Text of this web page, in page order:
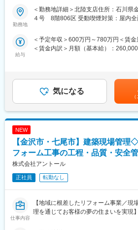
・発注者側の立場で事業全体を俯瞰で
・設計、積算、施工管理経験を幅広く
＼働き方について／
・長期スパンのプロジェクトが多く、
・景気変動の影響を受けにくく、安定
（２）ワークライフバランスを意識し
・公共性の高い仕事でありながら、「
る社風」
・長時間労働を前提としない案件設計
・プライベートとの両立を意識した働
■社風/文化について
技術者一人ひとりの専門性を尊重し、
入社者も多く、施工管理経験者が多数
変更の範囲：会社の定める業務
■日本振興について：
（1）公共インフラ分野を牽引するリー
ンパニーならではの大規模かつ社会的
トに携わることができます。
■職務内容：
公共事業の発注者である官公庁を、技
をお任せ致します。
（1）資料作成・整理
事業に関する各種資料（予算・調査・
等）の作成・取りまとめ支援
（2）積算支援
工事予定価格算出のため、現地調査、
作成、システム入力等を支援
工事図面・施工状況の確認、関係機関
認、変更対応、完了検査立会等の支援
勤務地
＜勤務地詳細＞北陸支店住所：石川県
４号 8階806区 受動喫煙対策：屋内全
給与
＜予定年収＞600万円～780万円＜賃
＜賃金内訳＞月額（基本給）：
＞有＜残業手当＞有＜給与補足＞【昇
年2回（7月・12月）※別途、特別賞与
【年収例】38歳・中途入社 7年目（係
技術士補（基本給28.64万円＋諸手当
安の金額であり、選考を通じて上下す
気になる
NEW
【金沢市・七尾市】建築現場管理
フォーム工事の工程・品質・安全
株式会社アントール
正社員 転勤なし
仕事内容
【地域に根差したリフォーム事業／現
理を通じてお客様の夢の住まいを実現】